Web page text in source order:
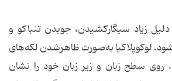
دلیل زیاد سیگارکشیدن، جویدن تنباکو و
لوکوپلاکیا به‌صورت ظاهرشدن لکه‌های
روی سطح زبان و زیر زبان خود را نشان